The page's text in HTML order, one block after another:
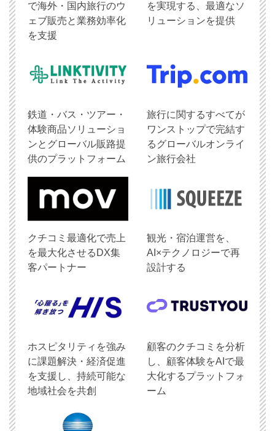
で海外・国内旅行のウ
ェブ販売と業務効率化
を支援
を実現する、最適なソ
リューションを提供
鉄道・バス・ツアー・
体験商品ソリューショ
ンとグローバル販路提
供のプラットフォーム
旅行に関するすべてが
ワンストップで完結す
るグローバルオンライ
ン旅行会社
クチコミ最適化で売上
を最大化させるDX集
客パートナー
観光・宿泊運営を、
AI×テクノロジーで再
設計する
ホスピタリティを強み
に課題解決・経済促進
を支援し、持続可能な
地域社会を共創
顧客のクチコミを分析
し、顧客体験をAIで最
大化するプラットフォ
ーム